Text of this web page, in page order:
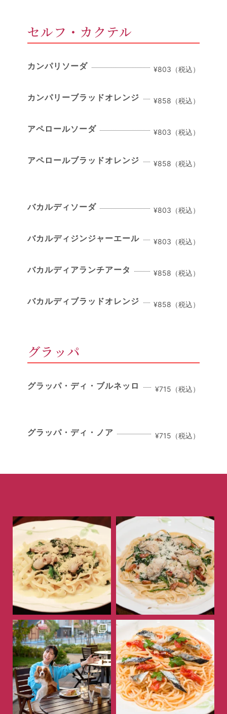
セルフ・カクテル
カンパリソーダ ¥803（税込）
カンパリーブラッドオレンジ ¥858（税込）
アペロールソーダ ¥803（税込）
アペロールブラッドオレンジ ¥858（税込）
バカルディソーダ ¥803（税込）
バカルディジンジャーエール ¥803（税込）
バカルディアランチアータ ¥858（税込）
バカルディブラッドオレンジ ¥858（税込）
グラッパ
グラッパ・ディ・ブルネッロ ¥715（税込）
グラッパ・ディ・ノア ¥715（税込）